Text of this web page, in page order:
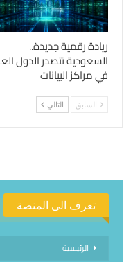
ريادة رقمية جديدة..
السعودية تتصدر الدول
في مراكز البيانات
السابق التالي
تعرف الى المنصة
الرئيسية